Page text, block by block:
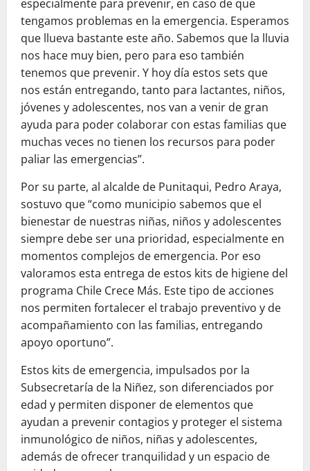
especialmente para prevenir, en caso de que
tengamos problemas en la emergencia. Esperamos
que llueva bastante este año. Sabemos que la lluvia
nos hace muy bien, pero para eso también
tenemos que prevenir. Y hoy día estos sets que
nos están entregando, tanto para lactantes, niños,
jóvenes y adolescentes, nos van a venir de gran
ayuda para poder colaborar con estas familias que
muchas veces no tienen los recursos para poder
paliar las emergencias”.
Por su parte, al alcalde de Punitaqui, Pedro Araya,
sostuvo que “como municipio sabemos que el
bienestar de nuestras niñas, niños y adolescentes
siempre debe ser una prioridad, especialmente en
momentos complejos de emergencia. Por eso
valoramos esta entrega de estos kits de higiene del
programa Chile Crece Más. Este tipo de acciones
nos permiten fortalecer el trabajo preventivo y de
acompañamiento con las familias, entregando
apoyo oportuno”.
Estos kits de emergencia, impulsados por la
Subsecretaría de la Niñez, son diferenciados por
edad y permiten disponer de elementos que
ayudan a prevenir contagios y proteger el sistema
inmunológico de niños, niñas y adolescentes,
además de ofrecer tranquilidad y un espacio de